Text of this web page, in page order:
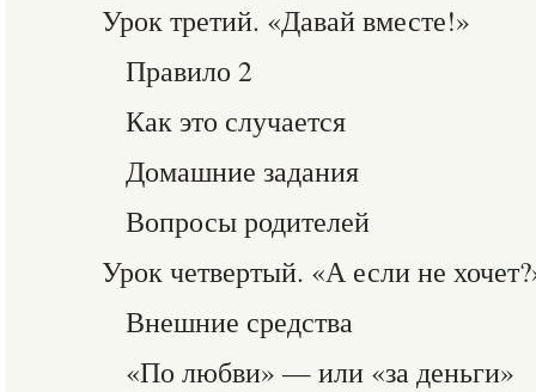
Урок третий. «Давай вместе!»
Правило 2
Как это случается
Домашние задания
Вопросы родителей
Урок четвертый. «А если не
Внешние средства
«По любви» — или «за деньги»